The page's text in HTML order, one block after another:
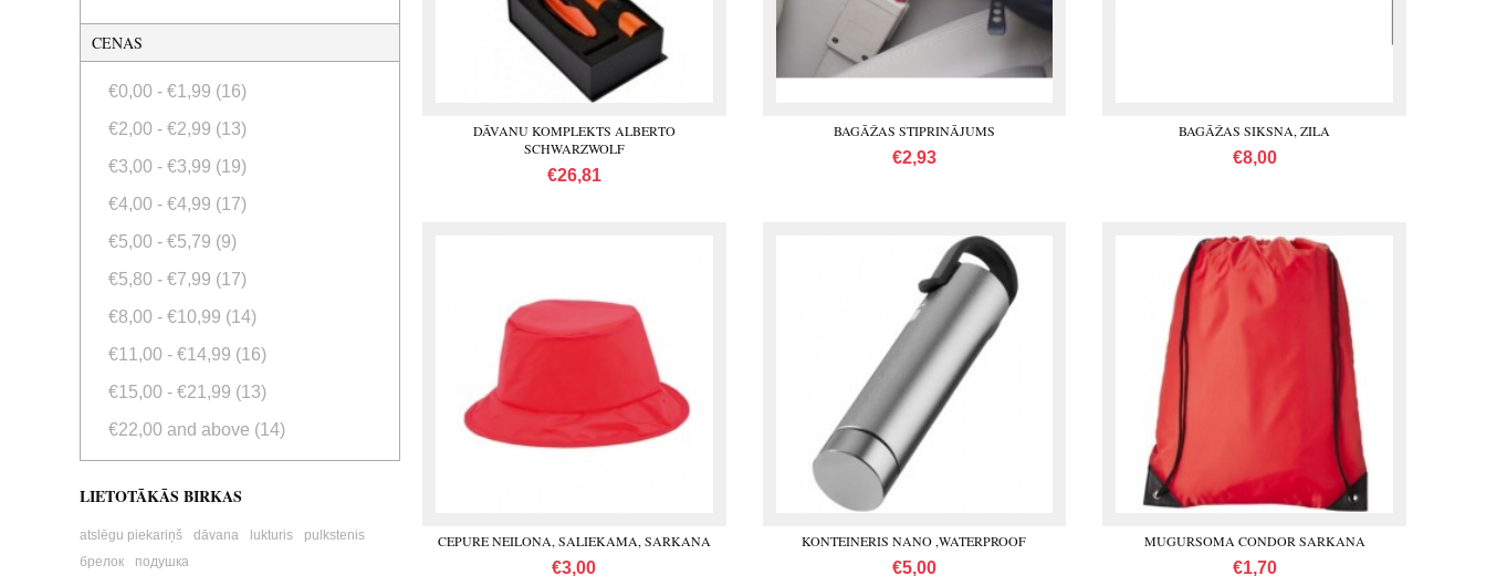
CENAS
€0,00 - €1,99 (16)
€2,00 - €2,99 (13)
€3,00 - €3,99 (19)
€4,00 - €4,99 (17)
€5,00 - €5,79 (9)
€5,80 - €7,99 (17)
€8,00 - €10,99 (14)
€11,00 - €14,99 (16)
€15,00 - €21,99 (13)
€22,00 and above (14)
DĀVANU KOMPLEKTS ALBERTO
SCHWARZWOLF
€26,81
BAGĀŽAS STIPRINĀJUMS
€2,93
BAGĀŽAS SIKSNA, ZILA
€8,00
CEPURE NEILONA, SALIEKAMA, SARKANA
€3,00
KONTEINERIS NANO ,WATERPROOF
€5,00
MUGURSOMA CONDOR SARKANA
€1,70
LIETOTĀKĀS BIRKAS
atslēgu piekariņš dāvana lukturis
pulkstenis
брелок
подушка